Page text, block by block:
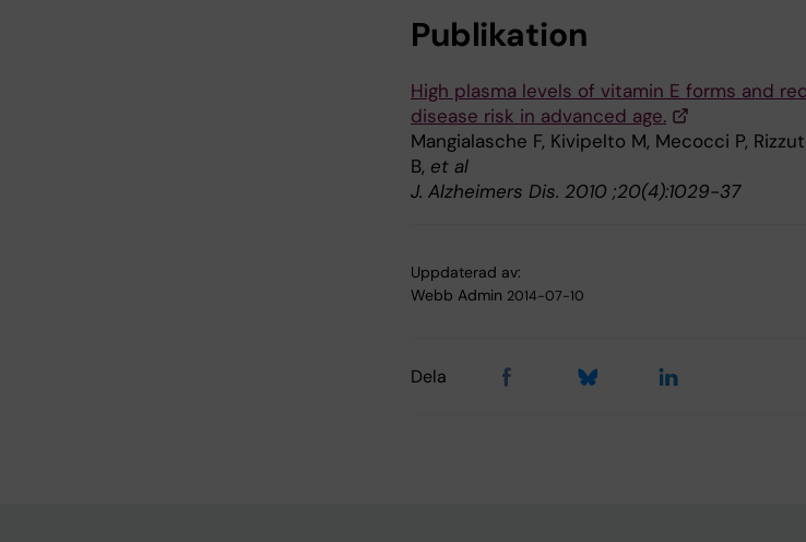
Publikation
High plasma levels of vitamin E forms and
disease risk in advanced age.
Mangialasche F, Kivipelto M, Mecocci P,
B, et al
J. Alzheimers Dis. 2010 ;20(4):1029-37
Uppdaterad av:
Webb Admin 2014-07-10
Dela